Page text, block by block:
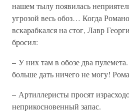
нашем тылу появилась
угрозой весь обоз… Когда
вскарабкался на стог, Лавр
бросил:
– У них там в обозе два
больше дать ничего не могу!
– Артиллеристы просят
неприкосновенный запас.